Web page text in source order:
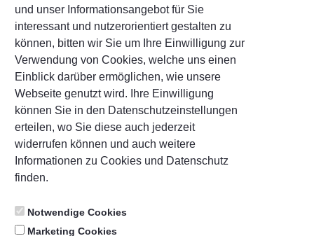
und unser Informationsangebot für Sie
interessant und nutzerorientiert gestalten zu
können, bitten wir Sie um Ihre Einwilligung zur
Verwendung von Cookies, welche uns einen
Einblick darüber ermöglichen, wie unsere
Webseite genutzt wird. Ihre Einwilligung
können Sie in den Datenschutzeinstellungen
erteilen, wo Sie diese auch jederzeit
widerrufen können und auch weitere
Informationen zu Cookies und Datenschutz
finden.
Notwendige Cookies
Marketing Cookies
txt-savings-answer-security-
question *
txt-savings-advertising-approval
txt-savings-advertisement
txt-savings-confirmation *